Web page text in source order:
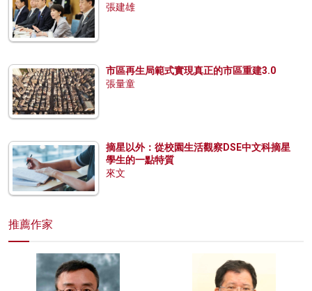
張建雄
市區再生局範式實現真正的市區重建3.0
張量童
摘星以外：從校園生活觀察DSE中文科摘星
學生的一點特質
來文
推薦作家